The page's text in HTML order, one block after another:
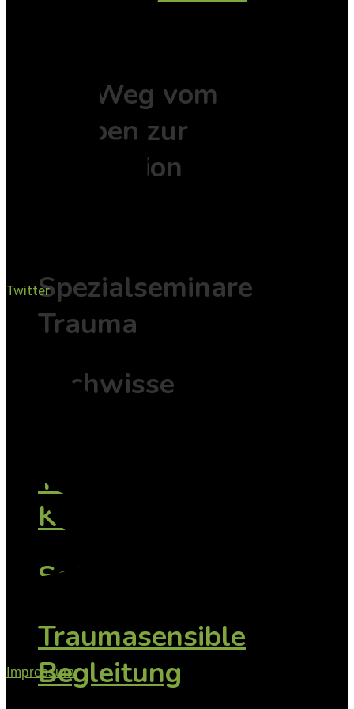
Der Weg vom
Erleben zur
Integration
Spezialseminare
Trauma
Fachwissen mit
TAsK -
Konfliktfamilien
SeGeTra
Traumasensible
Begleitung
Twitter
Impressum